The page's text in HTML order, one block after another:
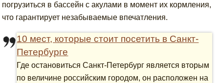
погрузиться в бассейн с акулами в момент их кормления,
что гарантирует незабываемые впечатления.
10 мест, которые стоит посетить в Санкт-
Петербурге
Где остановиться Санкт-Петербург является вторым
по величине российским городом, он расположен на